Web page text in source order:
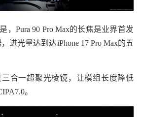
Pura 90 Pro Max的长焦是业界首发
进光量达到达iPhone 17 Pro Max的五
一超聚光棱镜，让模组长度降低
。